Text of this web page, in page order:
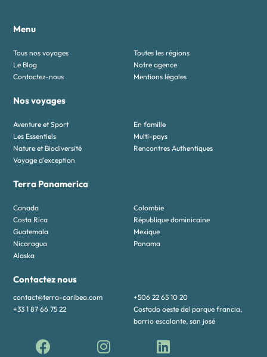
Menu
Tous nos voyages
Toutes les régions
Le Blog
Notre agence
Contactez-nous
Mentions légales
Nos voyages
Aventure et Sport
En famille
Les Essentiels
Multi-pays
Nature et Biodiversité
Rencontres Authentiques
Voyage d'exception
Terra Panamerica
Canada
Colombie
Costa Rica
République dominicaine
Guatemala
Mexique
Nicaragua
Panama
Alaska
Contactez nous
contact@terra-caribea.com
+506 22 65 10 20
+33 1 87 66 75 22
Costado oeste del parque francia,
barrio escalante, san josé